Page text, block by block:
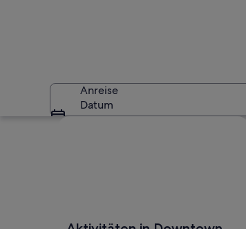
Anreise
Datum